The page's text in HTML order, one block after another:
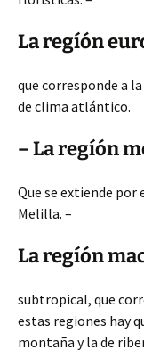
La regíón
que corresponde a
de clima atlántico.
– La regíón
Que se extiende por
Melilla. –
La regíón
subtropical, que
estas regiones hay
montaña y la de